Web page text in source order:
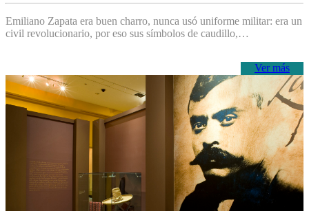
Emiliano Zapata era buen charro, nunca usó uniforme militar: era un
civil revolucionario, por eso sus símbolos de caudillo,…
Ver más